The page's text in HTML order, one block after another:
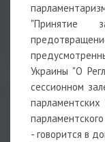
"Принятие
Украины "О
сессионном
- говорится в